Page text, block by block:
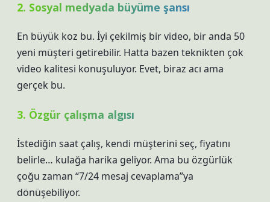
2. Sosyal medyada büyüme şansı
En büyük koz bu. İyi çekilmiş bir video, bir anda 50
yeni müşteri getirebilir. Hatta bazen teknikten çok
video kalitesi konuşuluyor. Evet, biraz acı ama
gerçek bu.
3. Özgür çalışma algısı
İstediğin saat çalış, kendi müşterini seç, fiyatını
belirle… kulağa harika geliyor. Ama bu özgürlük
çoğu zaman “7/24 mesaj cevaplama”ya
dönüşebiliyor.